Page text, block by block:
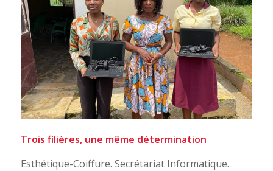
Trois filières, une même détermination
Esthétique-Coiffure. Secrétariat Informatique.